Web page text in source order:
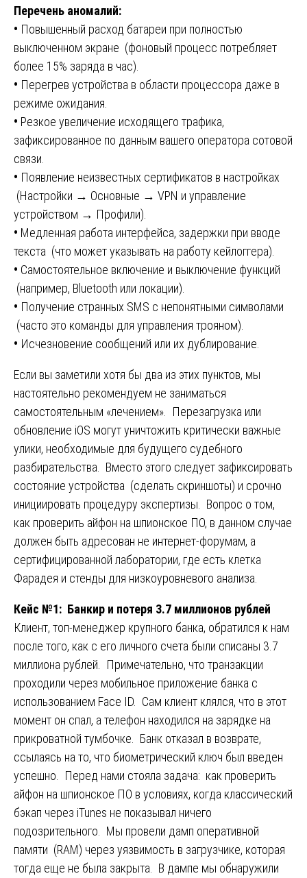
Перечень аномалий:
• Повышенный расход батареи при полностью
выключенном экране (фоновый процесс потребляет
более 15% заряда в час).
• Перегрев устройства в области процессора даже в
режиме ожидания.
• Резкое увеличение исходящего трафика,
зафиксированное по данным вашего оператора сотовой
связи.
• Появление неизвестных сертификатов в настройках
(Настройки → Основные → VPN и управление
устройством → Профили).
• Медленная работа интерфейса, задержки при вводе
текста (что может указывать на работу кейлоггера).
• Самостоятельное включение и выключение функций
(например, Bluetooth или локации).
• Получение странных SMS с непонятными символами
(часто это команды для управления трояном).
• Исчезновение сообщений или их дублирование.
Если вы заметили хотя бы два из этих пунктов, мы
настоятельно рекомендуем не заниматься
самостоятельным «лечением». Перезагрузка или
обновление iOS могут уничтожить критически важные
улики, необходимые для будущего судебного
разбирательства. Вместо этого следует зафиксировать
состояние устройства (сделать скриншоты) и срочно
инициировать процедуру экспертизы. Вопрос о том,
как проверить айфон на шпионское ПО, в данном случае
должен быть адресован не интернет-форумам, а
сертифицированной лаборатории, где есть клетка
Фарадея и стенды для низкоуровневого анализа.
Кейс №1: Банкир и потеря 3.7 миллионов рублей
Клиент, топ-менеджер крупного банка, обратился к нам
после того, как с его личного счета были списаны 3.7
миллиона рублей. Примечательно, что транзакции
проходили через мобильное приложение банка с
использованием Face ID. Сам клиент клялся, что в этот
момент он спал, а телефон находился на зарядке на
прикроватной тумбочке. Банк отказал в возврате,
ссылаясь на то, что биометрический ключ был введен
успешно. Перед нами стояла задача: как проверить
айфон на шпионское ПО в условиях, когда классический
бэкап через iTunes не показывал ничего
подозрительного. Мы провели дамп оперативной
памяти (RAM) через уязвимость в загрузчике, которая
тогда еще не была закрыта. В дампе мы обнаружили